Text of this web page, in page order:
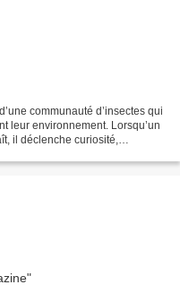
communauté d’insectes qui
leur environnement. Lorsqu’un
il déclenche curiosité,